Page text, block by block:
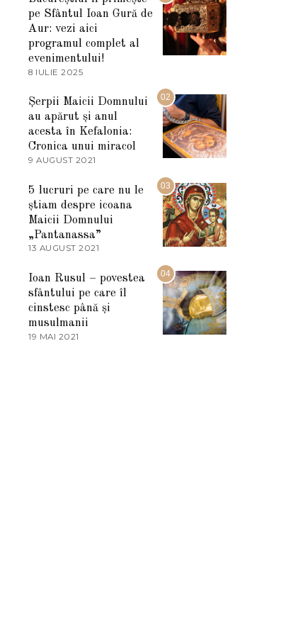
pe Sfântul Ioan Gură de
Aur: vezi aici
programul complet al
evenimentului!
8 IULIE 2025
U
L
I
2
0
02
Șerpii Maicii Domnului
au apărut și anul
acesta în Kefalonia:
Cronica unui miracol
9 AUGUST 2021
A
R
T
I
2
2
2
03
5 lucruri pe care nu le
știam despre icoana
Maicii Domnului
„Pantanassa”
13 AUGUST 2021
U
G
U
S
04
Ioan Rusul – povestea
sfântului pe care îl
cinstesc până și
musulmanii
19 MAI 2021